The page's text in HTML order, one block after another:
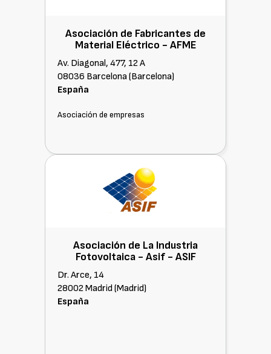
Asociación de Fabricantes de
Material Eléctrico - AFME
Av. Diagonal, 477, 12 A
08036 Barcelona (Barcelona)
España
Asociación de empresas
Asociación de La Industria
Fotovoltaica - Asif - ASIF
Dr. Arce, 14
28002 Madrid (Madrid)
España